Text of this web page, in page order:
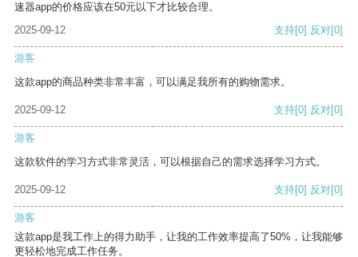
速器app的价格应该在50元以下才比较合理。
2025-09-12
支持[0] 反对[0]
游客
这款app的商品种类非常丰富，可以满足我所有的购物需求。
2025-09-12 支持[0] 反对[0]
游客
这款软件的学习方式非常灵活，可以根据自己的需求选择学习方式。
2025-09-12 支持[0] 反对[0]
游客
这款app是我工作上的得力助手，让我的工作效率提高了50%，让我能够
更轻松地完成工作任务。